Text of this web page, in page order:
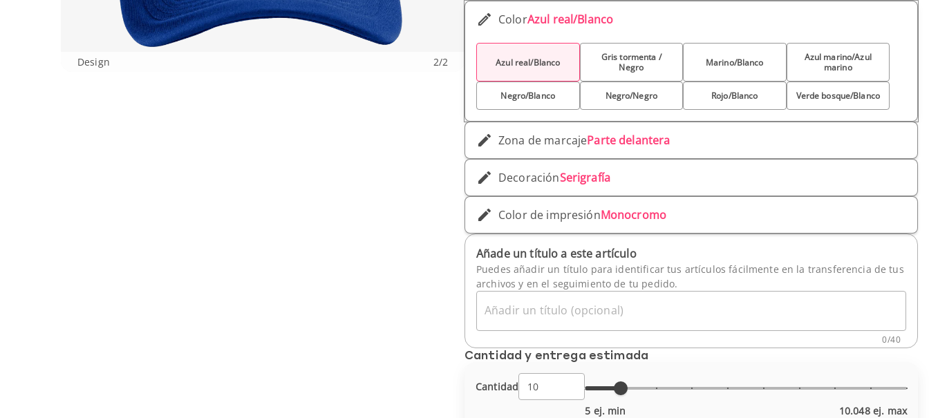
Design 2/2
ColorAzul real/Blanco
Azul real/Blanco
Gris tormenta /
Negro
Marino/Blanco
Azul marino/Azul
marino
Negro/Blanco Negro/Negro Rojo/Blanco Verde bosque/Blanco
Zona de marcajeParte delantera
DecoraciónSerigrafía
Color de impresiónMonocromo
Añade un título a este artículo
Puedes añadir un título para identificar tus artículos fácilmente en la transferencia de tus
archivos y en el seguimiento de tu pedido.
Añadir un título (opcional)
0/40
Cantidad y entrega estimada
Cantidad
5 ej. min
10.048 ej. max